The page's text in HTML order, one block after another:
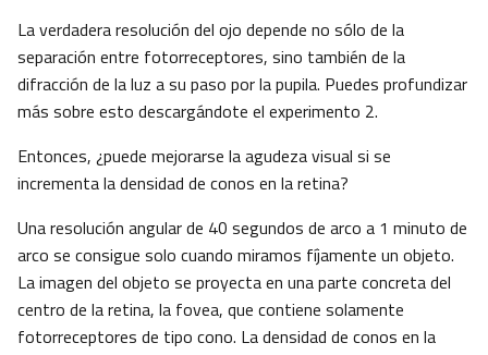
La verdadera resolución del ojo depende no sólo de la
separación entre fotorreceptores, sino también de la
difracción de la luz a su paso por la pupila. Puedes profundizar
más sobre esto descargándote el experimento 2.
Entonces, ¿puede mejorarse la agudeza visual si se
incrementa la densidad de conos en la retina?
Una resolución angular de 40 segundos de arco a 1 minuto de
arco se consigue solo cuando miramos fíjamente un objeto.
La imagen del objeto se proyecta en una parte concreta del
centro de la retina, la fovea, que contiene solamente
fotorreceptores de tipo cono. La densidad de conos en la